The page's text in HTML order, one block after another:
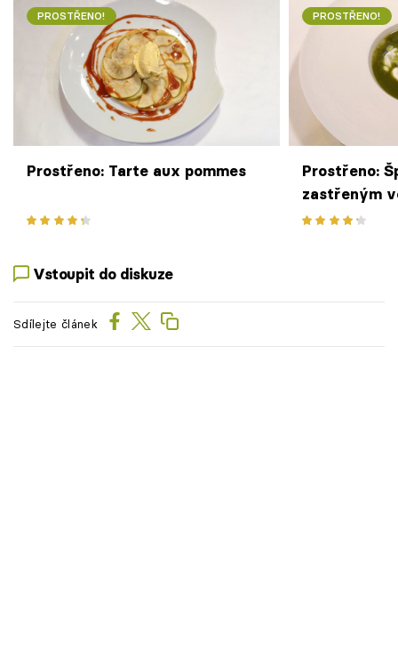
PROSTŘENO!
Prostřeno: Tarte aux pommes
PROSTŘENO!
Prostřeno:
zastřeným
Vstoupit do diskuze
Sdílejte článek